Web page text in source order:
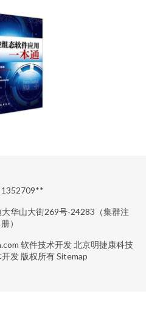
1352709**
华山大街269号-24283（集群注
册）
软件技术开发北京明捷康科技
发 版权所有Sitemap